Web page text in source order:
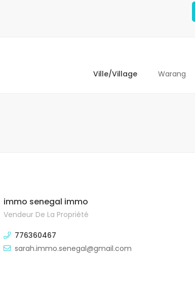
Ville/Village Warang
immo senegal immo
Vendeur De La Propriété
776360467
sarah.immo.senegal@gmail.com